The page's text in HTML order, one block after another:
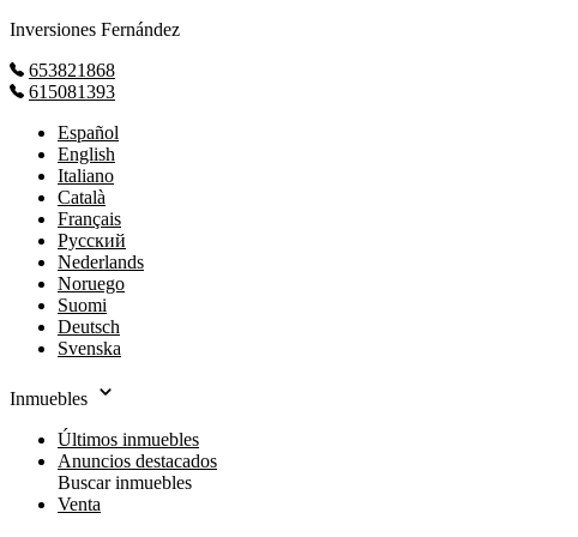
Inversiones Fernández
653821868
615081393
Español
English
Italiano
Català
Français
Русский
Nederlands
Noruego
Suomi
Deutsch
Svenska
Inmuebles
Últimos inmuebles
Anuncios destacados
Buscar inmuebles
Venta